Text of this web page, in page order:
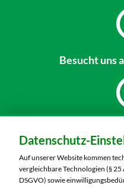
Besucht uns
Datenschutz-
Auf unserer Website kommen
vergleichbare Technologien (§ 25
DSGVO) sowie